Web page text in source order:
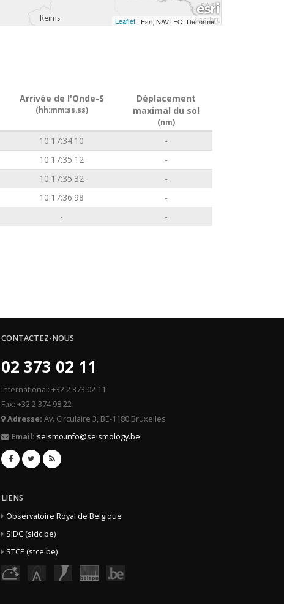
Leaflet | Esri, NAVTEQ, DeLorme,
Arrivée de l'Onde-S
(hh:mm:ss.ss)
Déplacement
maximal du sol
(nm)
10:17:34.10
-
10:17:35.12
-
10:17:35.32
-
10:17:36.98
-
- -
CONTACTEZ-NOUS
02 373 02 11
International: +32 2 373 02 11
Fax: +32 2 374 98 22
Adresse: Av. Circulaire 3, BE-1180 Bruxelles
Email: seismo.info@seismology.be
LIENS
Observatoire Royal de Belgique
SIDC (sidc.be)
STCE (stce.be)